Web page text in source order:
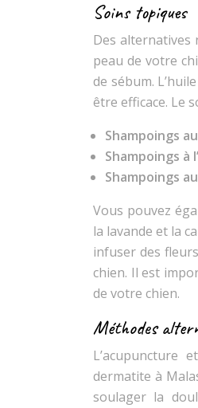
Soins topiques
Des
peau de votre
de sébum.
être efficace. Le
Shampoings
Shampoings à
Shampoings
Vous pouvez
la lavande et la
infuser des
chien. Il est
de votre chien.
Méthodes
L’acupuncture
dermatite à
soulager la